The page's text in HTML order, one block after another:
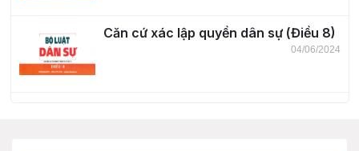
Căn cứ xác lập quyền dân sự (Điều 8)
04/06/2024